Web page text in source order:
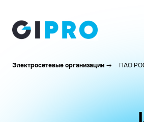
Электросетевые организации ПАО